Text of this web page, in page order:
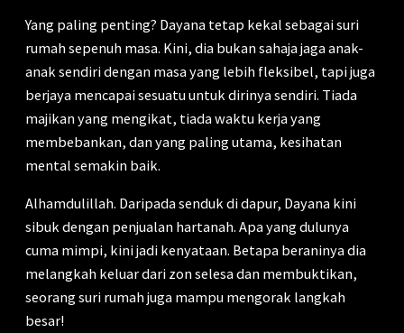
Yang paling penting? Dayana tetap kekal sebagai suri
rumah sepenuh masa. Kini, dia bukan sahaja jaga anak-
anak sendiri dengan masa yang lebih fleksibel, tapi juga
berjaya mencapai sesuatu untuk dirinya sendiri. Tiada
majikan yang mengikat, tiada waktu kerja yang
membebankan, dan yang paling utama, kesihatan
mental semakin baik.
Alhamdulillah. Daripada senduk di dapur, Dayana kini
sibuk dengan penjualan hartanah. Apa yang dulunya
cuma mimpi, kini jadi kenyataan. Betapa beraninya dia
melangkah keluar dari zon selesa dan membuktikan,
seorang suri rumah juga mampu mengorak langkah
besar!